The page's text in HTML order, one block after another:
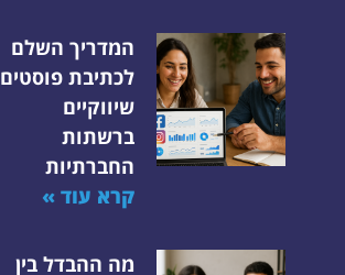
המדריך השלם
לכתיבת פוסטים
שיווקיים
ברשתות
החברתיות
קרא עוד »
מה ההבדל בין